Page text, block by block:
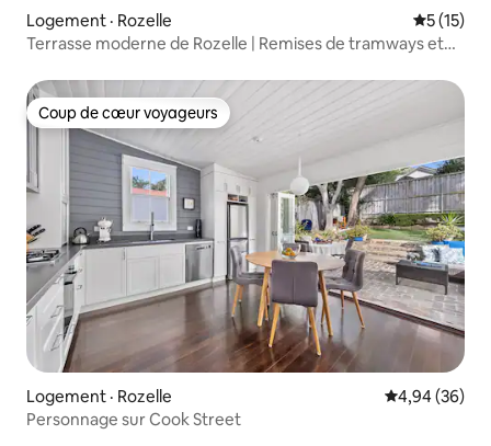
Logement · Rozelle Note
5 (15)
Terrasse moderne de Rozelle | Remises de tramways et
Coup de cœur voyageurs
Coup de cœur voyageurs
Logement · Rozelle Note
4,94 (36)
Personnage sur Cook Street